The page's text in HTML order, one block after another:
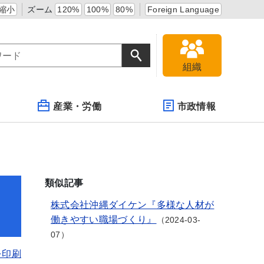
小 ズーム 120% 100% 80% Foreign Language
組織
産業・労働 市政情報
刷
類似記事
株式会社沖縄ダイケン『多様な人材が
働きやすい職場づくり』
2024-03-
07